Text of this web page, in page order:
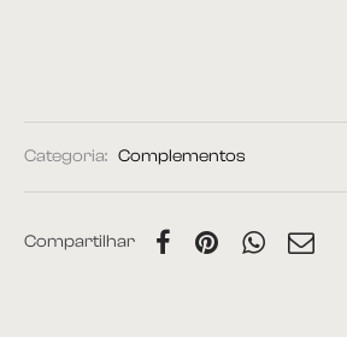
Categoria: Complementos
Compartilhar